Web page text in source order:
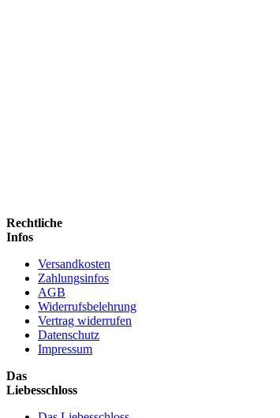
Rechtliche
Infos
Versandkosten
Zahlungsinfos
AGB
Widerrufsbelehrung
Vertrag widerrufen
Datenschutz
Impressum
Das
Liebesschloss